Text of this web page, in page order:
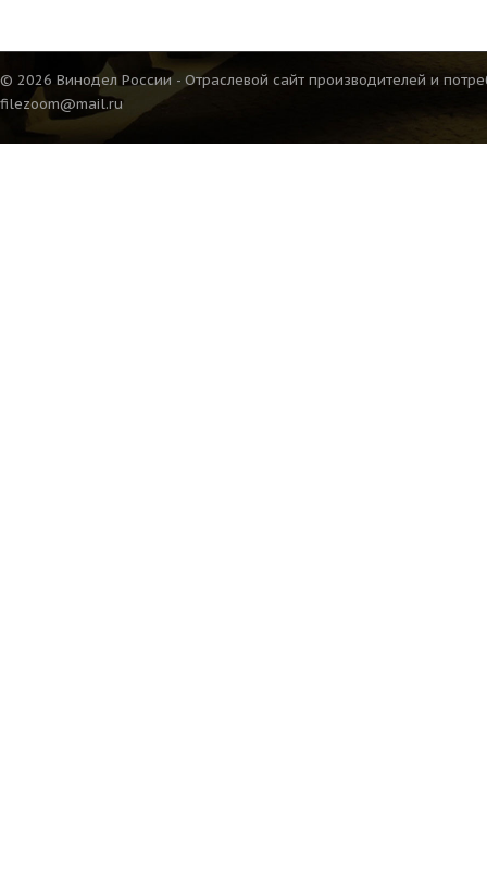
© 2026 Винодел России - Отраслевой сайт производителей и
filezoom@mail.ru